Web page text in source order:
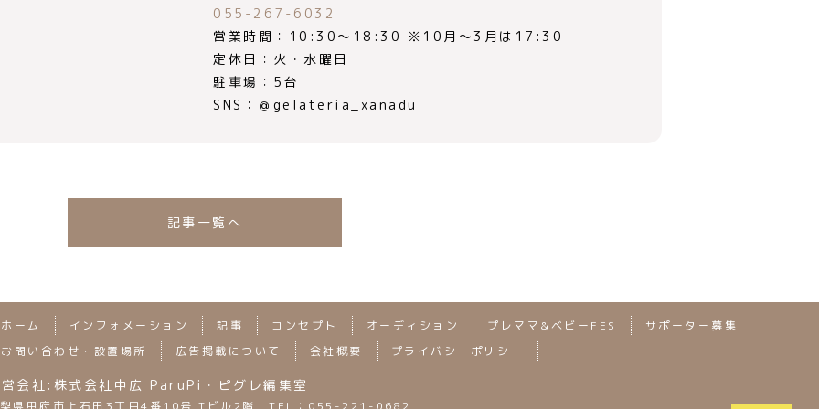
055-267-6032
営業時間：10:30～18:30 ※10月～3月は17:30
定休日：火・水曜日
駐車場：5台
SNS：＠gelateria_xanadu
記事一覧へ
ホーム インフォメーション 記事 コンセプト オーディション プレママ&ベビーFES
サポーター募集
お問い合わせ・設置場所
広告掲載について 会社概要 プライバシーポリシー
会社:株式会社中広 ParuPi・ピグレ編集室
県甲府市上石田3丁目4番10号 Tビル2階 TEL：055-221-0682